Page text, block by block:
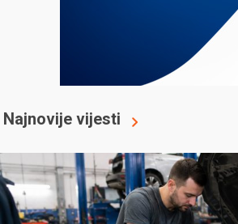
Najnovije vijesti